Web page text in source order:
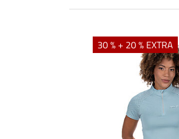
30 % + 20 % EXTRA